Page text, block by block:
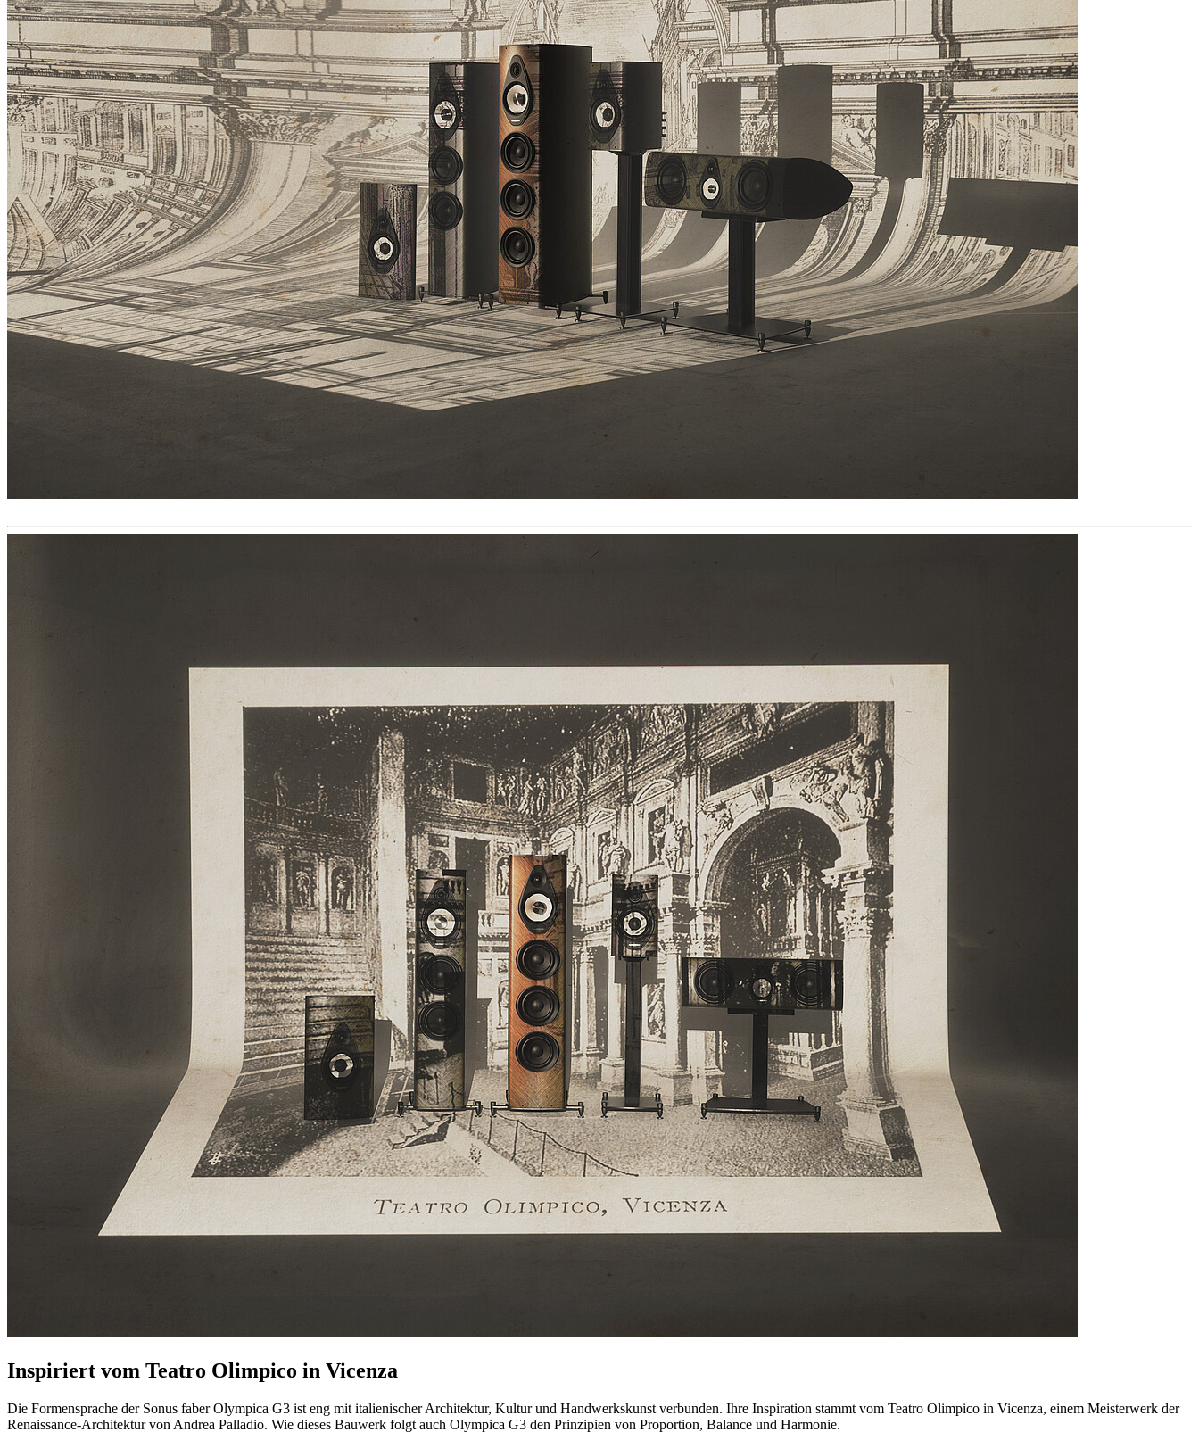
Inspiriert vom Teatro Olimpico in Vicenza
Die Formensprache der Sonus faber Olympica G3 ist eng mit italienischer Architektur, Kultur und Handwerkskunst verbunden. Ihre Inspiration stammt vom Teatro Olimpico in Vicenza, einem Meisterwerk der
Renaissance-Architektur von Andrea Palladio. Wie dieses Bauwerk folgt auch Olympica G3 den Prinzipien von Proportion, Balance und Harmonie.